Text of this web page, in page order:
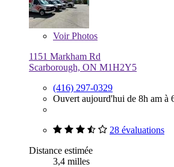
VoirPhotos
1151 Markham Rd
Scarborough, ON M1H2Y5
(416) 297-0329
Ouvert aujourd'hui de 8h am à
28 évaluations
Distance estimée
3,4 milles